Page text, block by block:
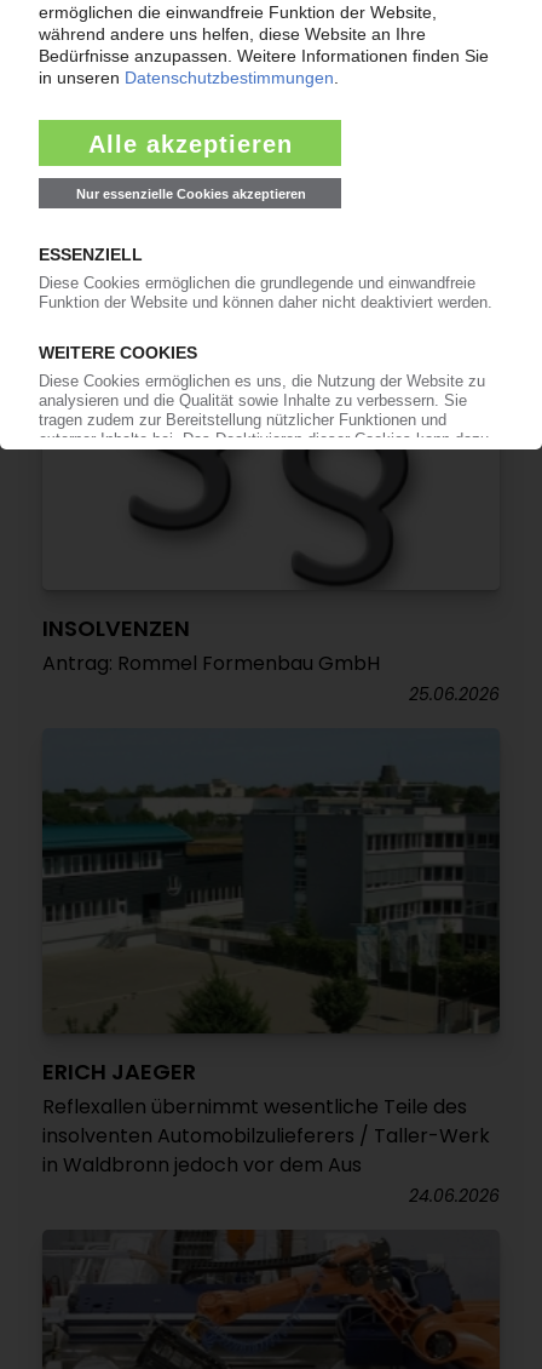
PLASTIC MANUFACTURING GROUP
AluConcept-Gruppe kauft zwei von drei
Standorten des insolventen Autozulieferers /
INSOLVENZEN
Antrag: Rommel Formenbau GmbH
25.06.2026
ERICH JAEGER
Reflexallen übernimmt wesentliche Teile des
insolventen Automobilzulieferers / Taller-Werk
in Waldbronn jedoch vor dem Aus
24.06.2026